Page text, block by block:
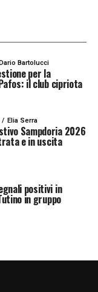
Bartolucci
per la
il club cipriota
Elia Serra
Sampdoria 2026
e in uscita
positivi in
in gruppo